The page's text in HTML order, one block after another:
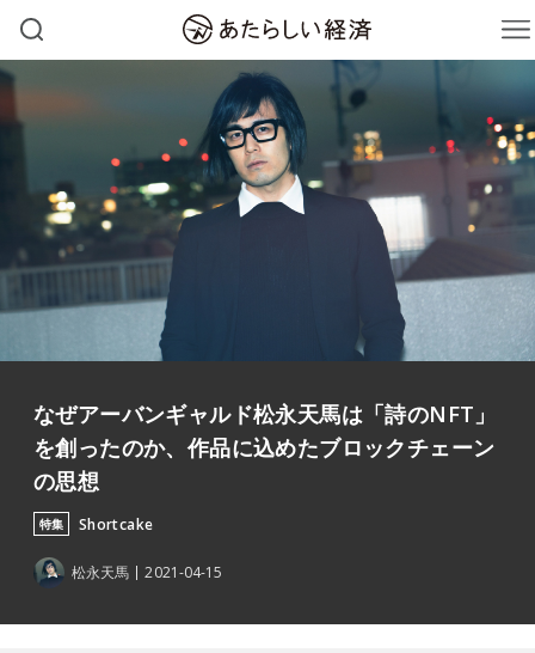
なぜアーバンギャルド松永天馬は「詩のNFT」
を創ったのか、作品に込めたブロックチェーン
の思想
特集 Shortcake
松永天馬 2021-04-15